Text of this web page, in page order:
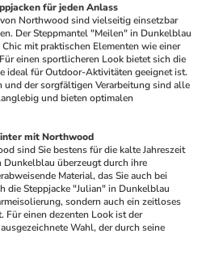
für jeden Anlass
Northwood sind vielseitig einsetzbar
Der Steppmantel "Meilen" in Dunkelblau
mit praktischen Elementen wie einer
einen sportlicheren Look bietet sich die
ideal für Outdoor-Aktivitäten geeignet ist.
und der sorgfältigen Verarbeitung sind alle
und bieten optimalen
mit Northwood
sind Sie bestens für die kalte Jahreszeit
überzeugt durch ihre
Material, das Sie auch bei
die Steppjacke "Julian" in Dunkelblau
sondern auch ein zeitloses
Für einen dezenten Look ist der
Wahl, der durch seine